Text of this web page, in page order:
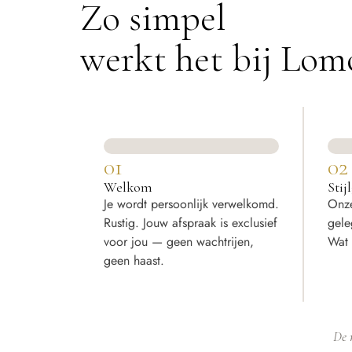
Zo simpel
werkt het bij
01
Welkom
Je wordt persoonlijk verwelkomd.
Rustig. Jouw afspraak is exclusief
voor jou — geen wachtrijen,
geen haast.
02
De